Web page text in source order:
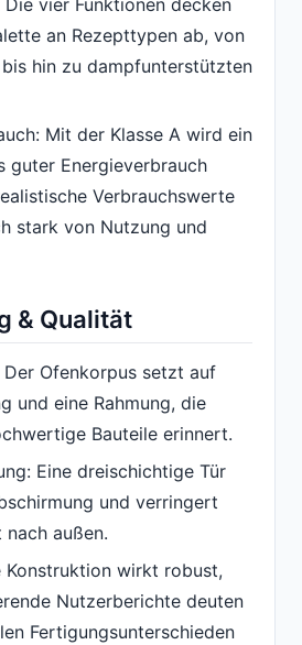
an Rezepttypen ab, von
hin zu dampfunterstützten
Mit der Klasse A wird ein
guter Energieverbrauch
Verbrauchswerte
stark von Nutzung und
& Qualität
Ofenkorpus setzt auf
und eine Rahmung, die
Bauteile erinnert.
Eine dreischichtige Tür
und verringert
nach außen.
Konstruktion wirkt robust,
Nutzerberichte deuten
Fertigungsunterschieden